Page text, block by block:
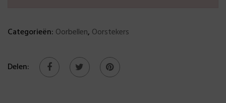
Categorieën: Oorbellen, Oorstekers
Delen: